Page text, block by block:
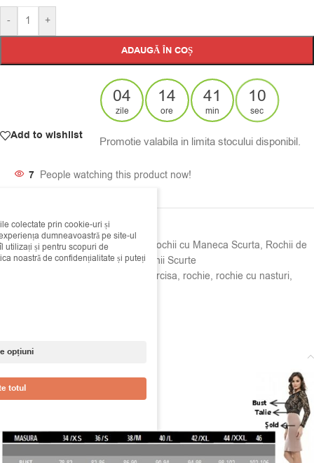
- +
ADAUGĂ ÎN COȘ
Add to wishlist
04
zile
14
ore
41
min
09
sec
Promotie valabila in limita stocului disponibil.
7 People watching this product now!
SKU:11e141360
Categorii: Rochii, Rochii Casual Rochii cu Maneca Scurta, Rochii de
Primavara - Vara, Rochii de zi, Rochii Scurte
narcisa, rochie, rochie cu nasturi,
Descriere
colectate prin cookie-uri și
dumneavoastră pe site-ul
utilizați și pentru scopuri de
noastră de confidențialitate și puteți
opțiuni
totul